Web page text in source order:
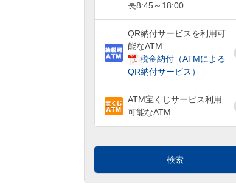
長8:45～18:00
QR納付サービスを利用可
能なATM
税金納付（ATMによる
QR納付サービス）
ATM宝くじサービス利用
可能なATM